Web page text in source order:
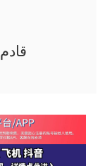
الذكاء الاصطناعي ChatGPT قادم